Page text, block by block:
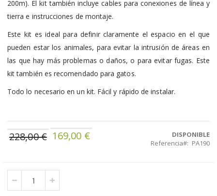
200m). El kit también incluye cables para conexiones de línea y
tierra e instrucciones de montaje.
Este kit es ideal para definir claramente el espacio en el que
pueden estar los animales, para evitar la intrusión de áreas en
las que hay más problemas o daños, o para evitar fugas. Este
kit también es recomendado para gatos.
Todo lo necesario en un kit. Fácil y rápido de instalar.
228,00 €
Precio
especial
169,00 €
DISPONIBLE
Referencia
PA190